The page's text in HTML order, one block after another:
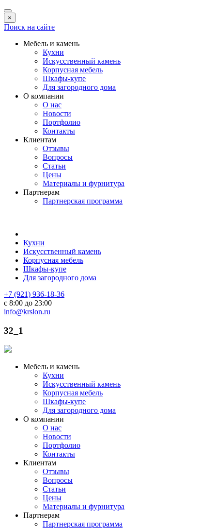
×
Поиск на сайте
Мебель и камень
Кухни
Искусственный камень
Корпусная мебель
Шкафы-купе
Для загородного дома
О компании
О нас
Новости
Портфолио
Контакты
Клиентам
Отзывы
Вопросы
Статьи
Цены
Материалы и фурнитура
Партнерам
Партнерская программа
Кухни
Искусственный камень
Корпусная мебель
Шкафы-купе
Для загородного дома
+7 (921) 936-18-36
с 8:00 до 23:00
info@krslon.ru
32_1
Мебель и камень
Кухни
Искусственный камень
Корпусная мебель
Шкафы-купе
Для загородного дома
О компании
О нас
Новости
Портфолио
Контакты
Клиентам
Отзывы
Вопросы
Статьи
Цены
Материалы и фурнитура
Партнерам
Партнерская программа